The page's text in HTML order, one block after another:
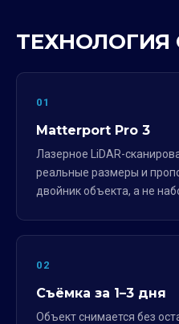
ТЕХНОЛОГИЯ
01
Matterport Pro 3
Лазерное LiDAR-
реальные размеры и
двойник объекта, а не
02
Съёмка за 1–3 дня
Объект снимается без